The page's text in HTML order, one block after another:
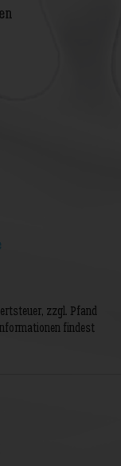
zzgl. Pfand
findest